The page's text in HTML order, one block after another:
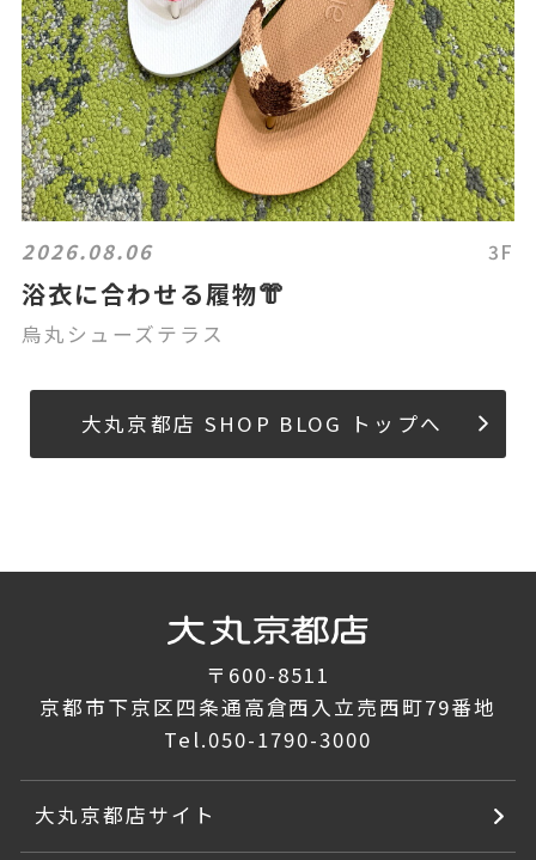
2026.08.06 3F
浴衣に合わせる履物👘
烏丸シューズテラス
大丸京都店 SHOP BLOG トップへ
〒600-8511
京都市下京区四条通高倉西入立売西町79番地
Tel.050-1790-3000
大丸京都店サイト